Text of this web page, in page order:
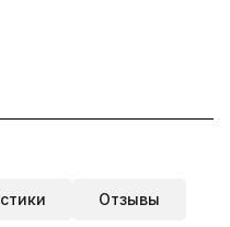
Отзывы